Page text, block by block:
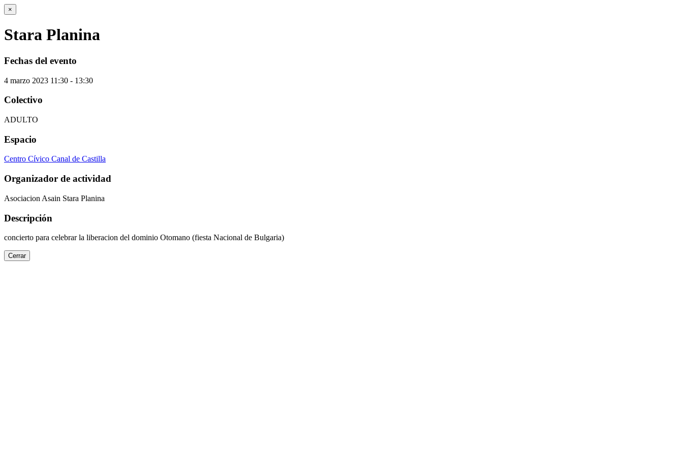
×
Stara Planina
Fechas del evento
4 marzo 2023 11:30 - 13:30
Colectivo
ADULTO
Espacio
Centro Cívico Canal de Castilla
Organizador de actividad
Asociacion Asain Stara Planina
Descripción
concierto para celebrar la liberacion del dominio Otomano (fiesta Nacional de Bulgaria)
Cerrar